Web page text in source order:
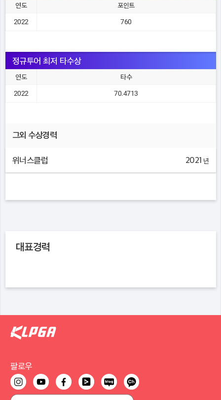
연도 포인트
2022 760
정규투어 최저 타수상
연도 타수
2022 70.4713
그외 수상경력
위너스클럽 2021 년
대표경력
팔로우